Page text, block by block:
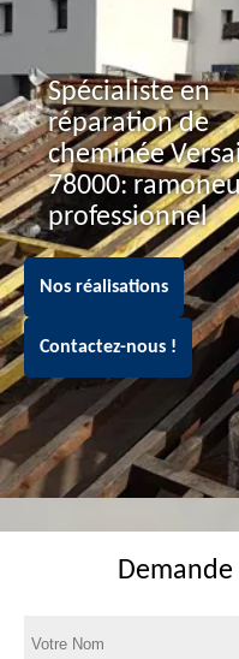
Spécialiste en
réparation de
cheminée
78000:
professionnel
Nos réalisations
Contactez-nous !